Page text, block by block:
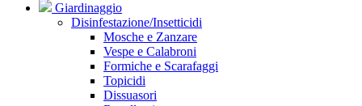
Giardinaggio
Disinfestazione/Insetticidi
Mosche e Zanzare
Vespe e Calabroni
Formiche e Scarafaggi
Topicidi
Dissuasori